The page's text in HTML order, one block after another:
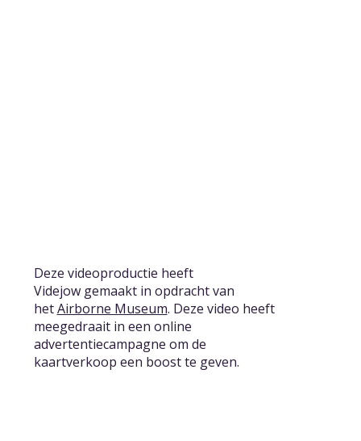
Deze videoproductie heeft
Videjow gemaakt in opdracht van
hetAirborne Museum. Deze video heeft
meegedraait in een online
advertentiecampagne om de
kaartverkoop een boost te geven.